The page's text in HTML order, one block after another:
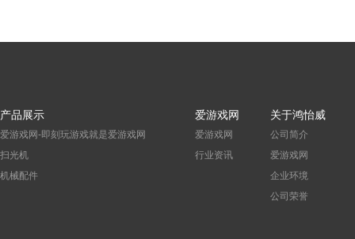
产品展示
爱游戏网-即刻玩游戏就是爱游戏网
扫光机
机械配件
爱游戏网
爱游戏网
行业资讯
关于鸿怡威
公司简介
爱游戏网
企业环境
公司荣誉